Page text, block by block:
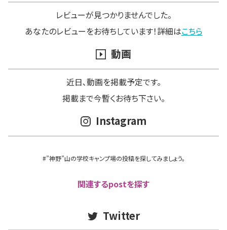
レビューが見つかりませんでした。
あなたのレビューをお待ちしています！詳細はこちら
動画
近日､動画を掲載予定です。
掲載まで今暫くお待ち下さい。
Instagram
#”神野”山の学校キャンプ場の投稿を探してみましょう。
関連するpostを探す
Twitter